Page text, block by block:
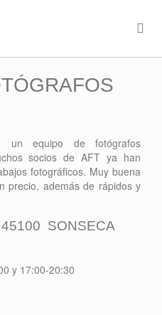
un equipo de fotógrafos
socios de AFT ya han
fotográficos. Muy buena
precio, además de rápidos y
SONSECA
y 17:00-20:30